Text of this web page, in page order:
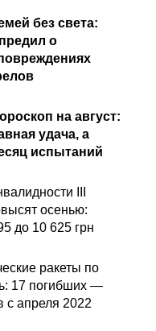
без света:
о
на август:
удача, а
испытаний
III
осенью:
до 10 625 грн
ракеты по
17 погибших —
с апреля 2022